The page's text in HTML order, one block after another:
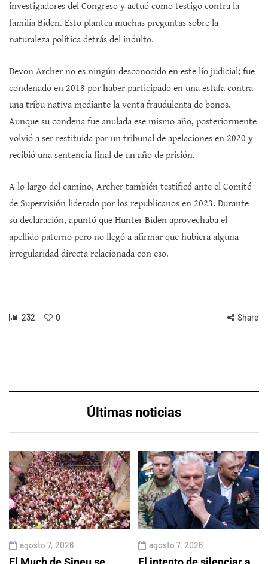
investigadores del Congreso y actuó como testigo contra la
familia Biden. Esto plantea muchas preguntas sobre la
naturaleza política detrás del indulto.
Devon Archer no es ningún desconocido en este lío judicial; fue
condenado en 2018 por haber participado en una estafa contra
una tribu nativa mediante la venta fraudulenta de bonos.
Aunque su condena fue anulada ese mismo año, posteriormente
volvió a ser restituida por un tribunal de apelaciones en 2020 y
recibió una sentencia final de un año de prisión.
A lo largo del camino, Archer también testificó ante el Comité
de Supervisión liderado por los republicanos en 2023. Durante
su declaración, apuntó que Hunter Biden aprovechaba el
apellido paterno pero no llegó a afirmar que hubiera alguna
irregularidad directa relacionada con eso.
232 0 Share
Últimas noticias
agosto 7, 2026 agosto 7, 2026